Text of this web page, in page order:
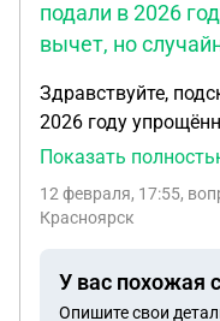
подали в 2026
вычет, но
Здравствуйте,
2026 году
случайно
вычет я получила.
Показать
12 февраля, 17:55,
Красноярск
У вас похожая
Опишите свои